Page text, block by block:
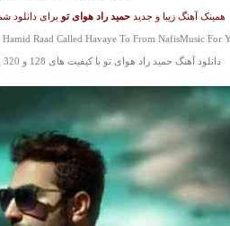
همینک آهنگ زیبا و جدیدحمید راد هوای تو برای دانلود
Raad Called Havaye To From NafisMusic For
دانلود آهنگ حمید راد هوای تو با کیفیت های 128 و 320 با پخش آنلاین با متن آهنگ